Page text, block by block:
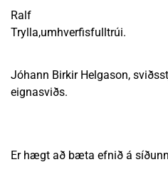
Ralf
Jóhann Birkir Helgason,
eignasviðs.
Er hægt að bæta efnið á